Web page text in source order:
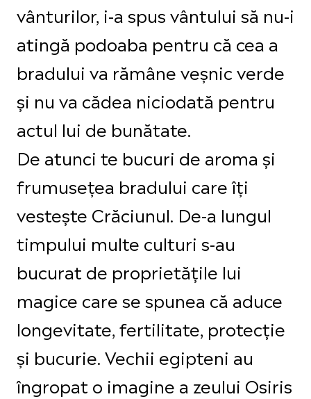
vânturilor, i-a spus vântului să nu-i
atingă podoaba pentru că cea a
bradului va rămâne veșnic verde
și nu va cădea niciodată pentru
actul lui de bunătate.
De atunci te bucuri de aroma și
frumusețea bradului care îți
vestește Crăciunul. De-a lungul
timpului multe culturi s-au
bucurat de proprietățile lui
magice care se spunea că aduce
longevitate, fertilitate, protecție
și bucurie. Vechii egipteni au
îngropat o imagine a zeului Osiris